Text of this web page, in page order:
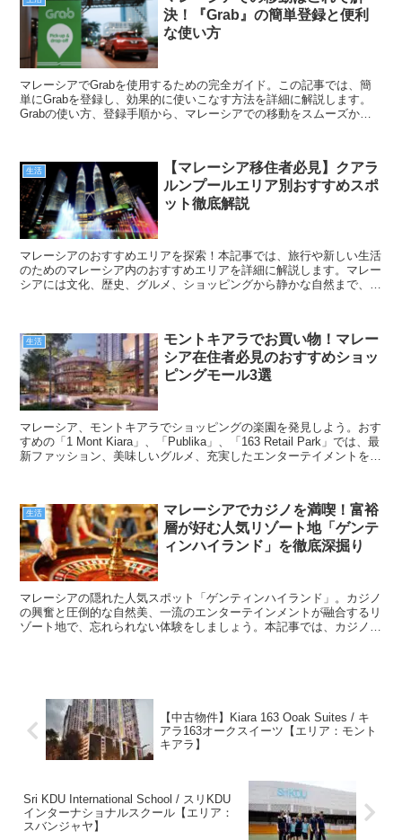
決！『Grab』の簡単登録と便利
な使い方
マレーシアでGrabを使用するための完全ガイド。この記事では、簡
単にGrabを登録し、効果的に使いこなす方法を詳細に解説します。
Grabの使い方、登録手順から、マレーシアでの移動をスムーズかつ
生活
【マレーシア移住者必見】クアラ
ルンプールエリア別おすすめスポ
ット徹底解説
マレーシアのおすすめエリアを探索！本記事では、旅行や新しい生活
のためのマレーシア内のおすすめエリアを詳細に解説します。マレー
シアには文化、歴史、グルメ、ショッピングから静かな自然まで、多
生活
モントキアラでお買い物！マレー
シア在住者必見のおすすめショッ
ピングモール3選
マレーシア、モントキアラでショッピングの楽園を発見しよう。おす
すめの「1 Mont Kiara」、「Publika」、「163 Retail Park」では、最
新ファッション、美味しいグルメ、充実したエンターテイメントを一
生活
マレーシアでカジノを満喫！富裕
層が好む人気リゾート地「ゲンテ
ィンハイランド」を徹底深掘り
マレーシアの隠れた人気スポット「ゲンティンハイランド」。カジノ
の興奮と圧倒的な自然美、一流のエンターテインメントが融合するリ
ゾート地で、忘れられない体験をしましょう。本記事では、カジノ愛
【中古物件】Kiara 163 Ooak Suites / キ
アラ163オークスイーツ【エリア：モント
キアラ】
Sri KDU International School / スリKDU
インターナショナルスクール【エリア：
スバンジャヤ】